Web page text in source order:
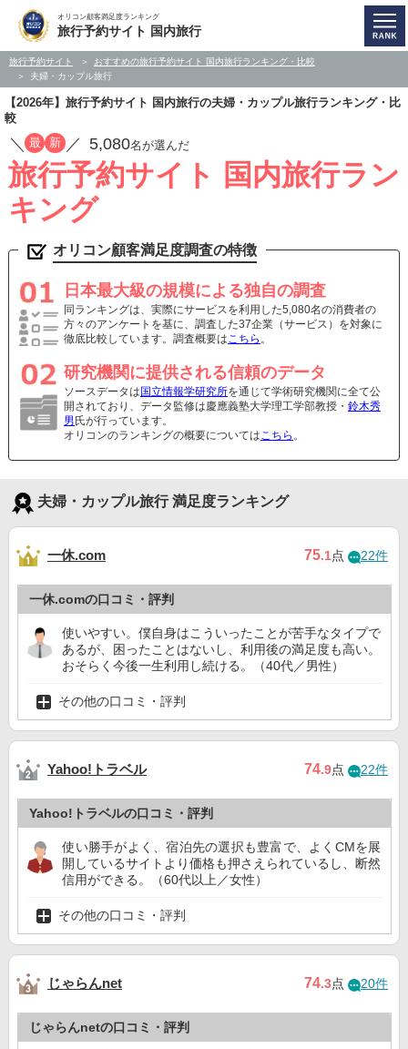
オリコン顧客満足度ランキング
旅行予約サイト 国内旅行
旅行予約サイト
おすすめの旅行予約サイト 国内旅行ランキング・比較
夫婦・カップル旅行
【2026年】旅行予約サイト 国内旅行の夫婦・カップル旅行ランキング・比
較
／ 最 新 ／ 5,080名が選んだ
旅行予約サイト 国内旅行ラン
キング
オリコン顧客満足度調査の特徴
日本最大級の規模による独自の調査
同ランキングは、実際にサービスを利用した5,080名の消費者の
方々のアンケートを基に、調査した37企業（サービス）を対象に
徹底比較しています。調査概要はこちら 。
研究機関に提供される信頼のデータ
ソースデータは 国立情報学研究所を通じて学術研究機関に全て公
開されており、データ監修は慶應義塾大学理工学部教授・ 鈴木秀
男 氏が行っています。
オリコンのランキングの概要についてはこちら 。
夫婦・カップル旅行 満足度ランキング
一休.com 75.1点 22件
一休.comの口コミ・評判
使いやすい。僕自身はこういったことが苦手なタイプで
あるが、困ったことはないし、利用後の満足度も高い。
おそらく今後一生利用し続ける。（40代／男性）
その他の口コミ・評判
Yahoo!トラベル 74.9点 22件
Yahoo!トラベルの口コミ・評判
使い勝手がよく、宿泊先の選択も豊富で、よくCMを展
開しているサイトより価格も押さえられているし、断然
信用ができる。（60代以上／女性）
その他の口コミ・評判
じゃらんnet 74.3点 20件
じゃらんnetの口コミ・評判